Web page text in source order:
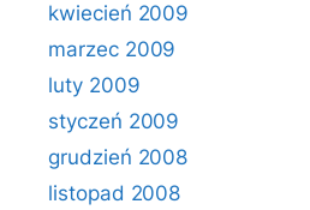
kwiecień 2009
marzec 2009
luty 2009
styczeń 2009
grudzień 2008
listopad 2008